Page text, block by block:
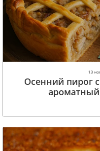
13
Осенний пирог